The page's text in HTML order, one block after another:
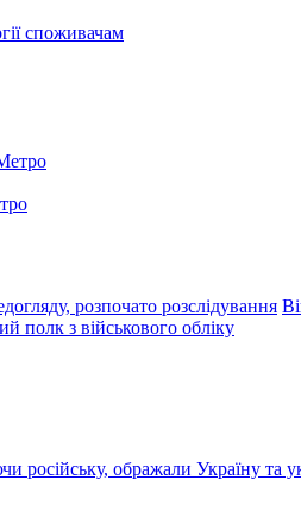
споживачам
розпочато розслідування
полк з військового обліку
російську, ображали Україну та